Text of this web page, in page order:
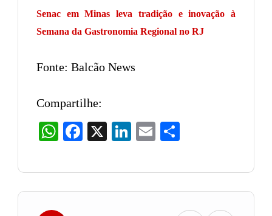
Senac em Minas leva tradição e inovação à
Semana da Gastronomia Regional no RJ
Fonte: Balcão News
Compartilhe:
WhatsAppFacebook LinkedIn
Email